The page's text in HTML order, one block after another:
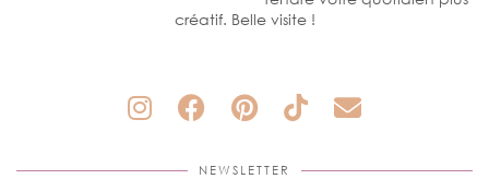
créatif. Belle visite !
NEWSLETTER